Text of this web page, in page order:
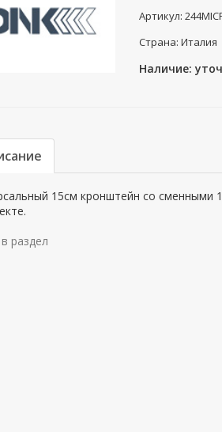
Артикул:
Страна: Италия
Наличие:
15см кронштейн со
раздел